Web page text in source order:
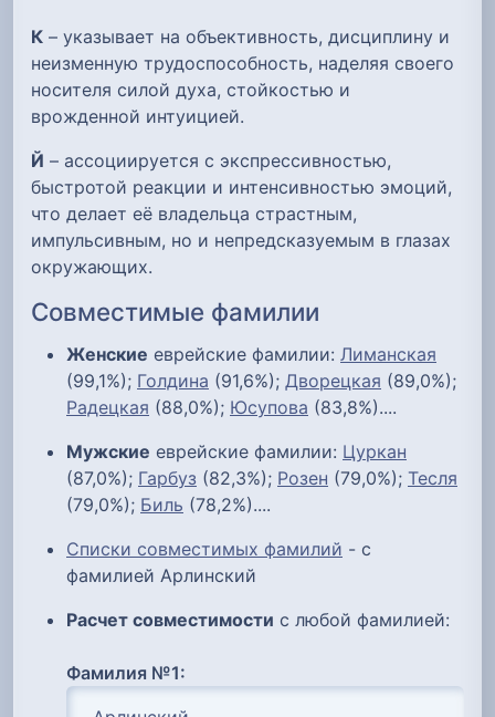
К – указывает на объективность, дисциплину и
неизменную трудоспособность, наделяя своего
носителя силой духа, стойкостью и
врожденной интуицией.
Й – ассоциируется с экспрессивностью,
быстротой реакции и интенсивностью эмоций,
что делает её владельца страстным,
импульсивным, но и непредсказуемым в глазах
окружающих.
Совместимые фамилии
Женские еврейские фамилии: Лиманская
(99,1%); Голдина (91,6%); Дворецкая (89,0%);
Радецкая (88,0%); Юсупова (83,8%)....
Мужские еврейские фамилии: Цуркан
(87,0%); Гарбуз (82,3%); Розен (79,0%); Тесля
(79,0%); Биль (78,2%)....
Списки совместимых фамилий - с
фамилией Арлинский
Расчет совместимости с любой фамилией:
Фамилия №1: